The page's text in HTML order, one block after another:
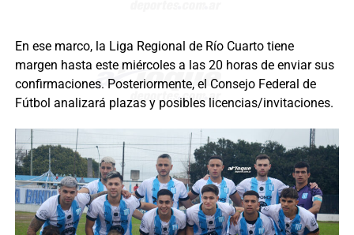
En ese marco, la Liga Regional de Río Cuarto tiene
margen hasta este miércoles a las 20 horas de enviar sus
confirmaciones. Posteriormente, el Consejo Federal de
Fútbol analizará plazas y posibles licencias/invitaciones.